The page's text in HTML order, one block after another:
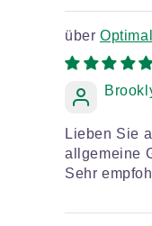
Lieben Sie
allgemeine
Sehr